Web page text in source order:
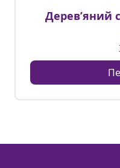
Деревʼяний